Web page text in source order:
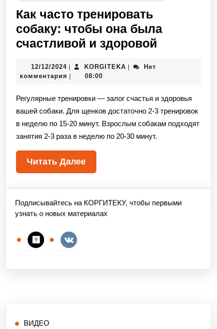
Как часто тренировать
собаку: чтобы она была
счастливой и здоровой
12/12/2024 KORGITEKA
Нет
комментария
08:00
Регулярные тренировки — залог счастья и здоровья
вашей собаки. Для щенков достаточно 2-3 тренировок
в неделю по 15-20 минут. Взрослым собакам подходят
занятия 2-3 раза в неделю по 20-30 минут.
Читать Далее
Подписывайтесь на КОРГИТЕКУ, чтобы первыми
узнать о новых материалах
ВИДЕО